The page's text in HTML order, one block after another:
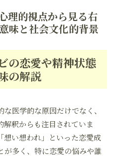
理的視点から見る右
味と社会文化的背景
の恋愛や精神状態
の解説
医学的な原因だけでなく、
解釈からも注目されていま
想い想われ」といった恋愛成
が多く、特に恋愛の悩みや誰